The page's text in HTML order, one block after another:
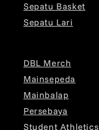
Sepatu Basket
Sepatu Lari
DBL Merch
Mainsepeda
Mainbalap
Persebaya
Student Athletics